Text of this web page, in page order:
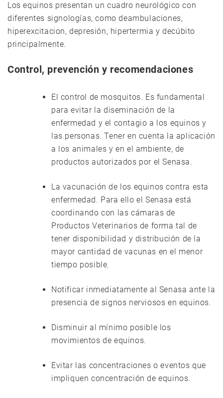
Los equinos presentan un cuadro neurológico con
diferentes signologías, como deambulaciones,
hiperexcitacion, depresión, hipertermia y decúbito
principalmente.
Control, prevención y recomendaciones
El control de mosquitos. Es fundamental
para evitar la diseminación de la
enfermedad y el contagio a los equinos y
las personas. Tener en cuenta la aplicación
a los animales y en el ambiente, de
productos autorizados por el Senasa.
La vacunación de los equinos contra esta
enfermedad. Para ello el Senasa está
coordinando con las cámaras de
Productos Veterinarios de forma tal de
tener disponibilidad y distribución de la
mayor cantidad de vacunas en el menor
tiempo posible.
Notificar inmediatamente al Senasa ante la
presencia de signos nerviosos en equinos.
Disminuir al mínimo posible los
movimientos de equinos.
Evitar las concentraciones o eventos que
impliquen concentración de equinos.